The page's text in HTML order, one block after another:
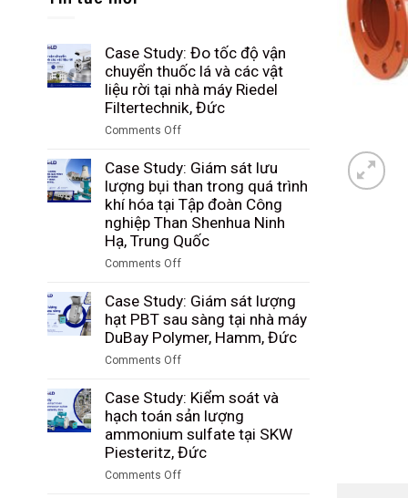
Case Study: Đo tốc độ vận
chuyển thuốc lá và các vật
liệu rời tại nhà máy Riedel
Filtertechnik, Đức
Comments Off
Case
Study:
Đo
độ
vận
chuyển
lá
và
các
vật
rời
tại
nhà
máy
Riedel
Filtertechnik,
Case Study: Giám sát lưu
lượng bụi than trong quá trình
khí hóa tại Tập đoàn Công
nghiệp Than Shenhua Ninh
Hạ, Trung Quốc
Comments Off
Case
Study:
Giám
lưu
bụi
than
trong
quá
trình
Case Study: Giám sát lượng
hạt PBT sau sàng tại nhà máy
DuBay Polymer, Hamm, Đức
Comments Off
Case
Study:
Giám
sát
hạt
Case Study: Kiểm soát và
hạch toán sản lượng
ammonium sulfate tại SKW
Piesteritz, Đức
Comments Off